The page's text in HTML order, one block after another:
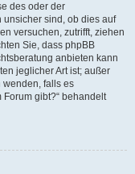
des oder der
unsicher sind, ob dies auf
versuchen, zutrifft, ziehen
Sie, dass phpBB
anbieten kann
jeglicher Art ist; außer
wenden, falls es
gibt?“ behandelt